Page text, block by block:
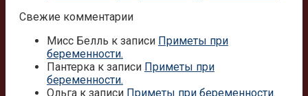
Свежие комментарии
Мисс Белль к записи Приметы при
беременности.
Пантерка к записи Приметы при
беременности.
Ольга к записи Приметы при беременности.